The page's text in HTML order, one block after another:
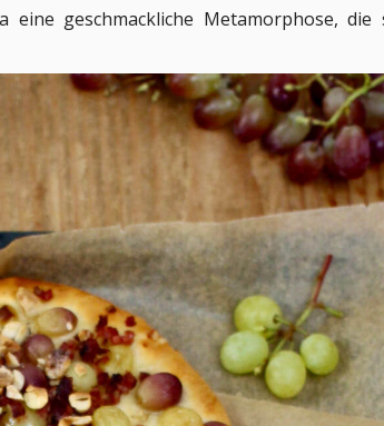
geschmackliche Metamorphose, die